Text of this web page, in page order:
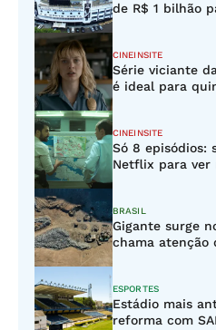
de R$ 1 bilhão
CINEINSITE
Série viciante
é ideal para
CINEINSITE
Só 8 episódios:
Netflix para ver
BRASIL
Gigante surge
chama atenção
ESPORTES
Estádio mais
reforma com